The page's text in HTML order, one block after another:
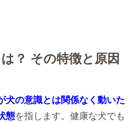
？ その特徴と原因
犬の意識とは関係なく動いた
態を指します。健康な犬でも